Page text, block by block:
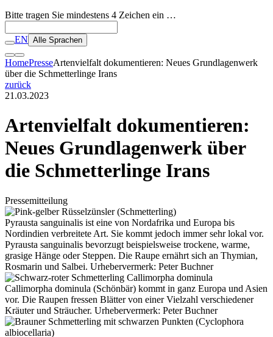
Bitte tragen Sie mindestens 4 Zeichen ein …
EN Alle Sprachen
HomePresseArtenvielfalt dokumentieren: Neues Grundlagenwerk
über die Schmetterlinge Irans
zurück
21.03.2023
Artenvielfalt dokumentieren:
Neues Grundlagenwerk über
die Schmetterlinge Irans
Pressemitteilung
Pyrausta sanguinalis ist eine von Nordafrika und Europa bis
Nordindien verbreitete Art. Sie kommt jedoch immer sehr lokal vor.
Pyrausta sanguinalis bevorzugt beispielsweise trockene, warme,
grasige Hänge oder Steppen. Die Raupe ernährt sich an Thymian,
Rosmarin und Salbei. Urhebervermerk: Peter Buchner
Callimorpha dominula (Schönbär) kommt in ganz Europa und Asien
vor. Die Raupen fressen Blätter von einer Vielzahl verschiedener
Kräuter und Sträucher. Urhebervermerk: Peter Buchner